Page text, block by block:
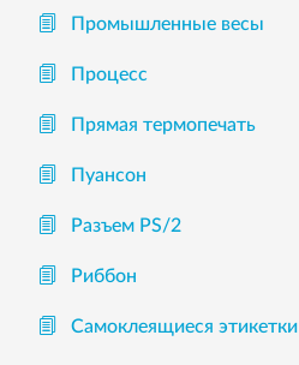
Промышленные весы
Процесс
Прямая термопечать
Пуансон
Разъем PS/2
Риббон
Самоклеящиеся этикетки